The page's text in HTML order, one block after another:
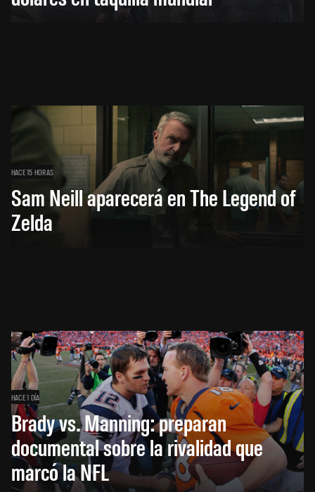
HACE 15 HORAS
Sam Neill aparecerá en The Legend of
Zelda
HACE 1 DÍA
Brady vs. Manning: preparan
documental sobre la rivalidad que
marcó la NFL